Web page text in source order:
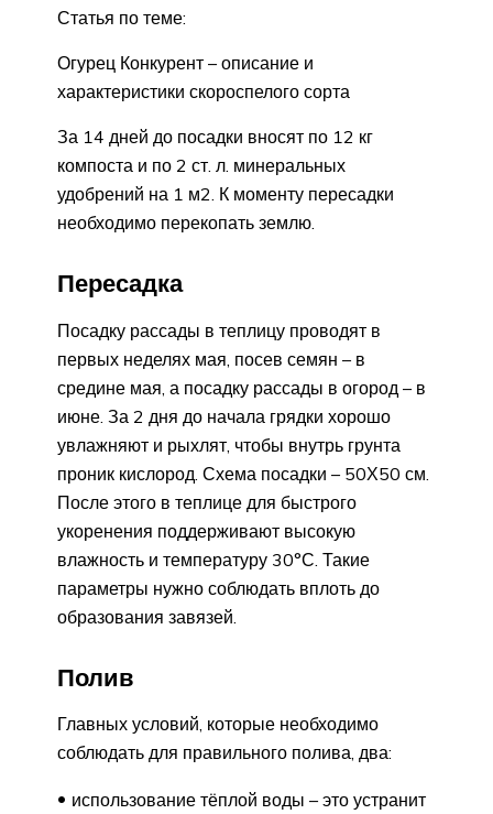
Статья по теме:
Огурец Конкурент – описание и
характеристики скороспелого сорта
За 14 дней до посадки вносят по 12 кг
компоста и по 2 ст. л. минеральных
удобрений на 1 м2. К моменту пересадки
необходимо перекопать землю.
Пересадка
Посадку рассады в теплицу проводят в
первых неделях мая, посев семян – в
средине мая, а посадку рассады в огород – в
июне. За 2 дня до начала грядки хорошо
увлажняют и рыхлят, чтобы внутрь грунта
проник кислород. Схема посадки – 50Х50 см.
После этого в теплице для быстрого
укоренения поддерживают высокую
влажность и температуру 30°С. Такие
параметры нужно соблюдать вплоть до
образования завязей.
Полив
Главных условий, которые необходимо
соблюдать для правильного полива, два:
использование тёплой воды – это устранит